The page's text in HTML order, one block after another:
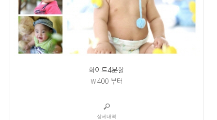
화이트4분할
₩400부터
상세내역